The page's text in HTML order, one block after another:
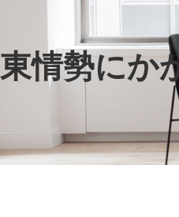
情勢にか